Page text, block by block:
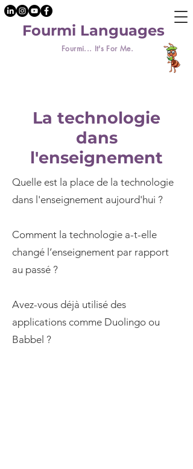
Fourmi... It's For Me.
Fourmi Languages
La technologie
dans
l'enseignement
Quelle est la place de la technologie
dans l'enseignement aujourd'hui ?
Comment la technologie a-t-elle
changé l’enseignement par rapport
au passé ?
Avez-vous déjà utilisé des
applications comme Duolingo ou
Babbel ?